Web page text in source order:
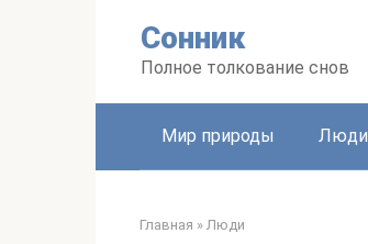
Сонник
Полное толкование снов
Мир природы Люди
Главная » Люди